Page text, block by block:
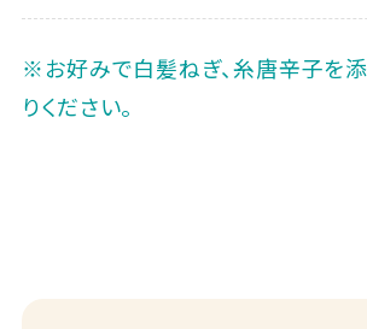
※お好みで白髪ねぎ、糸唐辛子を
りください。